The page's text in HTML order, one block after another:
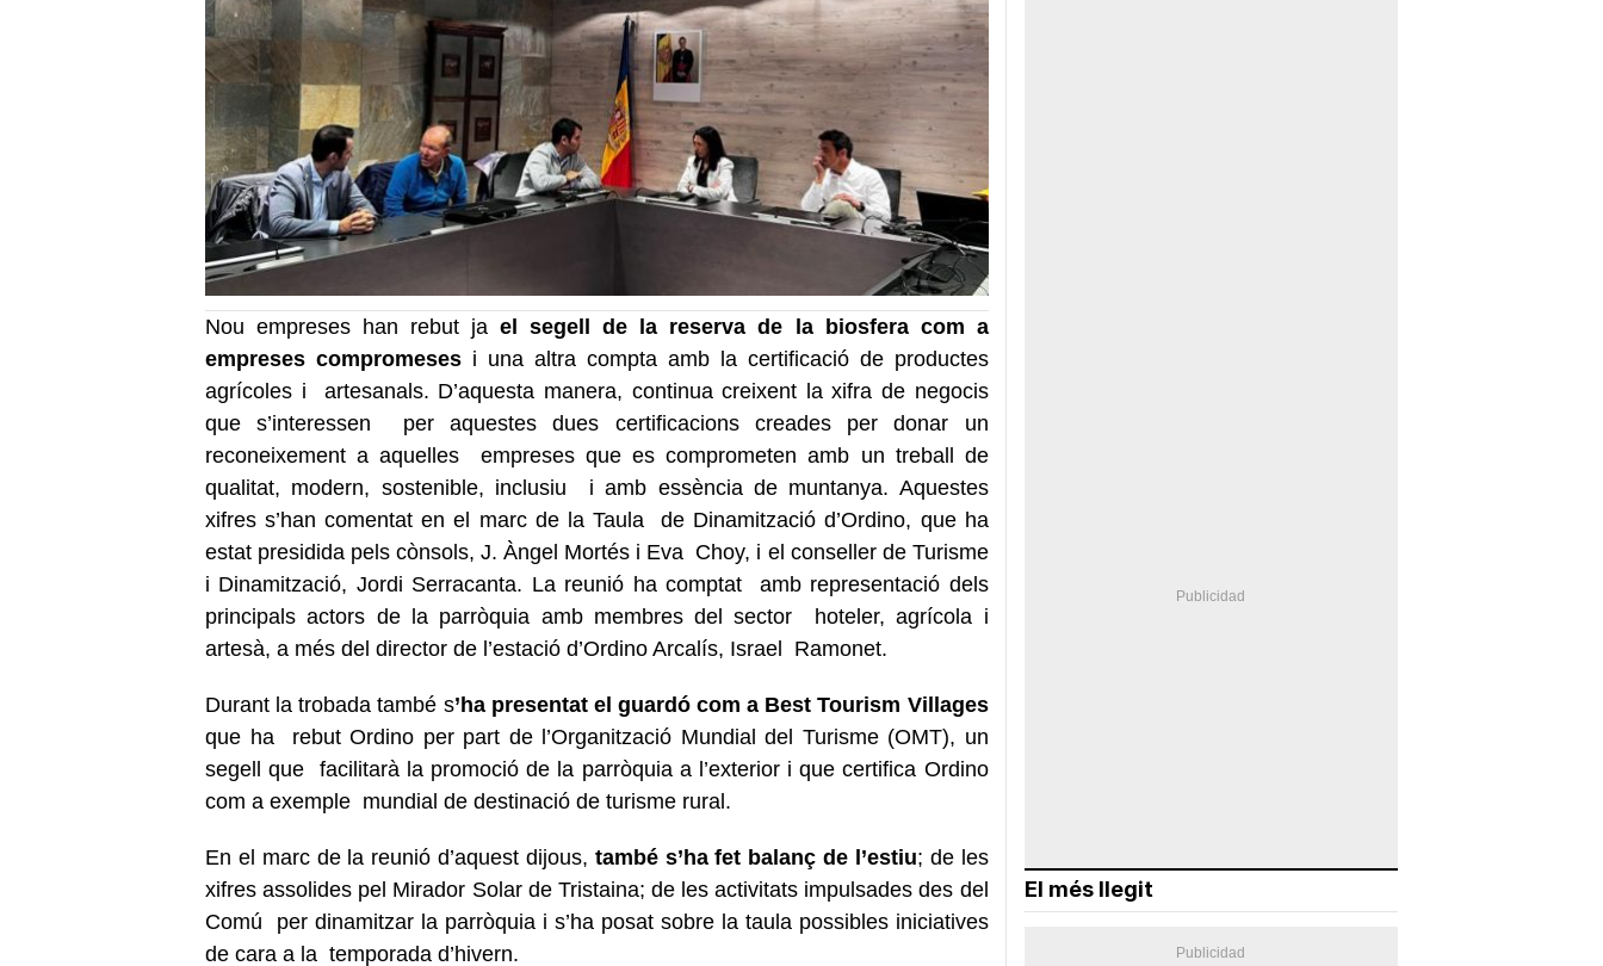
Nou empreses han rebut ja el segell de la reserva de la biosfera com a
empreses compromesesi una altra compta amb la certificació de productes
agrícoles i
artesanals. D’aquesta manera, continua creixent la xifra de negocis
que s’interessen
per aquestes dues certificacions creades per donar un
reconeixement a aquelles
empreses que es comprometen amb un treball de
qualitat, modern, sostenible, inclusiu
i amb essència de muntanya. Aquestes
xifres s’han comentat en el marc de la Taula
de Dinamització d’Ordino, que ha
estat presidida pels cònsols, J. Àngel Mortés i Eva Choy, i el conseller de Turisme
i Dinamització, Jordi Serracanta. La reunió ha comptat
amb representació dels
principals actors de la parròquia amb membres del sector
hoteler, agrícola i
artesà, a més del director de l’estació d’Ordino Arcalís, Israel Ramonet.
Durant la trobada també s’ha presentat el guardó com a Best Tourism Villages
que ha
rebut Ordino per part de l’Organització Mundial del Turisme (OMT), un
segell que
facilitarà la promoció de la parròquia a l’exterior i que certifica Ordino
com a exemple mundial de destinació de turisme rural.
En el marc de la reunió d’aquest dijous, també s’ha fet balanç de l’estiu; de les
xifresassolides pel Mirador Solar de Tristaina; de les activitats impulsades des del
Comú
per dinamitzar la parròquia i s’ha posat sobre la taula possibles iniciatives
de cara a la temporada d’hivern.
El més llegit